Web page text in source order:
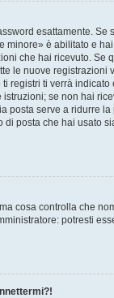
esattamente. Se
minore» è abilitato e
che hai ricevuto. Se
le nuove registrazioni
registri ti verrà
se non hai
posta serve a ridurre
posta che hai usato
cosa controlla che
potresti